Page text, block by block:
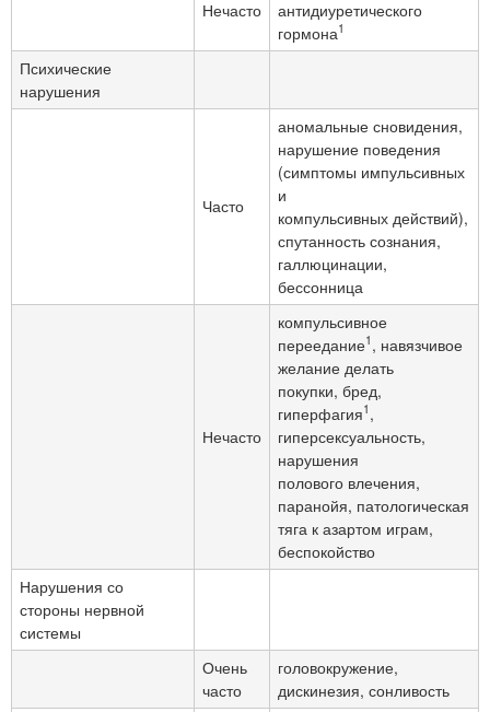
Нечасто
антидиуретического
гормона1
Психические
нарушения
Часто
аномальные сновидения,
нарушение поведения
(симптомы импульсивных
и
компульсивных действий),
спутанность сознания,
галлюцинации,
бессонница
Нечасто
компульсивное
переедание1 , навязчивое
желание делать
покупки, бред,
гиперфагия1 ,
гиперсексуальность,
нарушения
полового влечения,
паранойя, патологическая
тяга к азартом играм,
беспокойство
Нарушения со
стороны нервной
системы
Очень
часто
головокружение,
дискинезия, сонливость